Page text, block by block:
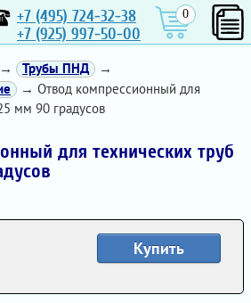
+7 (495) 724-32-38
+7 (925) 997-50-00
0
→ Трубы ПНД
→
→ Отвод компрессионный для
мм 90 градусов
для технических труб
Купить